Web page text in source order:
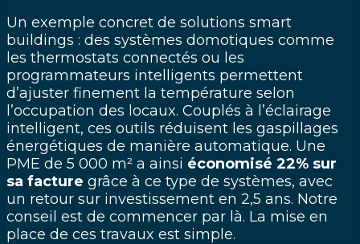
Un exemple concret de solutions smart
buildings : des systèmes domotiques comme
les thermostats connectés ou les
programmateurs intelligents permettent
d’ajuster finement la température selon
l’occupation des locaux. Couplés à l’éclairage
intelligent, ces outils réduisent les gaspillages
énergétiques de manière automatique. Une
PME de 5 000 m² a ainsi économisé 22% sur
sa facture grâce à ce type de systèmes, avec
un retour sur investissement en 2,5 ans. Notre
conseil est de commencer par là. La mise en
place de ces travaux est simple.